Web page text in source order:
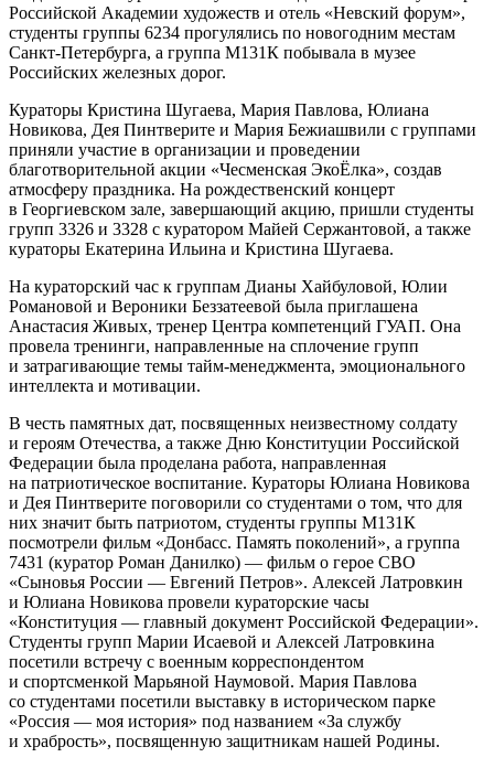
Российской Академии художеств и отель «Невский форум»,
студенты группы 6234 прогулялись по новогодним местам
Санкт-Петербурга, а группа М131К побывала в музее
Российских железных дорог.
Кураторы Кристина Шугаева, Мария Павлова, Юлиана
Новикова, Дея Пинтверите и Мария Бежиашвили с группами
приняли участие в организации и проведении
благотворительной акции «Чесменская ЭкоЁлка», создав
атмосферу праздника. На рождественский концерт
в Георгиевском зале, завершающий акцию, пришли студенты
групп 3326 и 3328 с куратором Майей Сержантовой, а также
кураторы Екатерина Ильина и Кристина Шугаева.
На кураторский час к группам Дианы Хайбуловой, Юлии
Романовой и Вероники Беззатеевой была приглашена
Анастасия Живых, тренер Центра компетенций ГУАП. Она
провела тренинги, направленные на сплочение групп
и затрагивающие темы тайм-менеджмента, эмоционального
интеллекта и мотивации.
В честь памятных дат, посвященных неизвестному солдату
и героям Отечества, а также Дню Конституции Российской
Федерации была проделана работа, направленная
на патриотическое воспитание. Кураторы Юлиана Новикова
и Дея Пинтверите поговорили со студентами о том, что для
них значит быть патриотом, студенты группы М131К
посмотрели фильм «Донбасс. Память поколений», а группа
7431 (куратор Роман Данилко) — фильм о герое СВО
«Сыновья России — Евгений Петров». Алексей Латровкин
и Юлиана Новикова провели кураторские часы
«Конституция — главный документ Российской Федерации».
Студенты групп Марии Исаевой и Алексей Латровкина
посетили встречу с военным корреспондентом
и спортсменкой Марьяной Наумовой. Мария Павлова
со студентами посетили выставку в историческом парке
«Россия — моя история» под названием «За службу
и храбрость», посвященную защитникам нашей Родины.